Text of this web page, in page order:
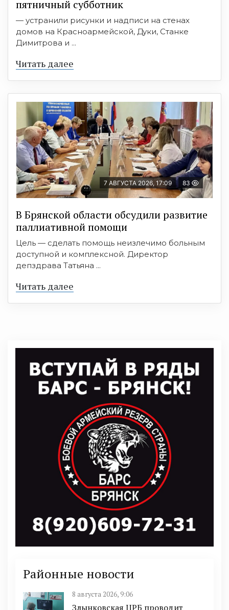
пятничный субботник
— устранили рисунки и надписи на стенах
домов на Красноармейской, Дуки, Станке
Димитрова и ...
Читать далее
7 АВГУСТА 2026, 17:09 83
В Брянской области обсудили развитие
паллиативной помощи
Цель — сделать помощь неизлечимо больным
доступной и комплексной. Директор
депздрава Татьяна ...
Читать далее
Районные новости
8 августа 2026, 9:06
Злынковская ЦРБ проводит